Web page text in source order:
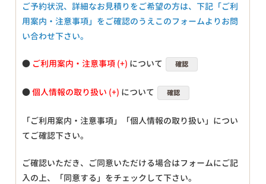
ご予約状況、詳細なお見積りをご希望の方は、下記「ご利
用案内・注意事項」をご確認のうえこのフォームよりお問
い合わせ下さい。
● ご利用案内・注意事項 について 確認
●個人情報の取り扱い について 確認
「ご利用案内・注意事項」「個人情報の取り扱い」につい
てご確認下さい。
ご確認いただき、ご同意いただける場合はフォームにご記
入の上、「同意する」をチェックして下さい。